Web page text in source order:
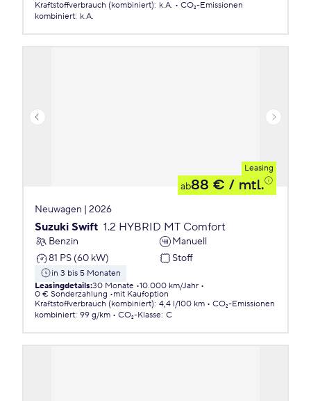
Kraftstoffverbrauch (kombiniert): k.A.
CO₂-Emissionen
kombiniert: k.A.
Leasing
ab88 € / mtl.
Neuwagen | 2026
Suzuki Swift 1.2 HYBRID MT Comfort
Benzin
Manuell
81 PS (60 kW)
Stoff
in 3 bis 5 Monaten
Leasingdetails:30 Monate 10.000 km/Jahr
0 € Sonderzahlung
mit Kaufoption
Kraftstoffverbrauch (kombiniert): 4,4 l/100 km
CO₂-Emissionen
kombiniert: 99 g/km CO₂-Klasse: C